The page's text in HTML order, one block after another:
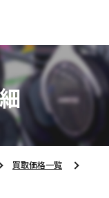
買取価格一覧